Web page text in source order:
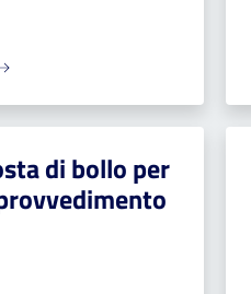
di bollo per